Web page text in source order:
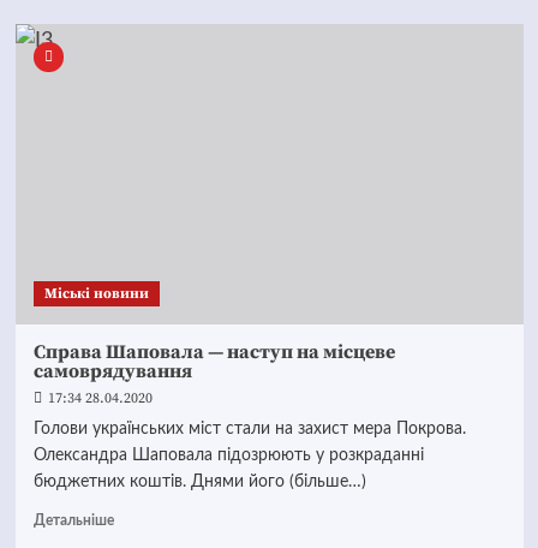
Mіські новини
Справа Шаповала — наступ на місцеве
самоврядування
17:34 28.04.2020
Голови українських міст стали на захист мера Покрова.
Олександра Шаповала підозрюють у розкраданні
бюджетних коштів. Днями його (більше…)
Детальніше